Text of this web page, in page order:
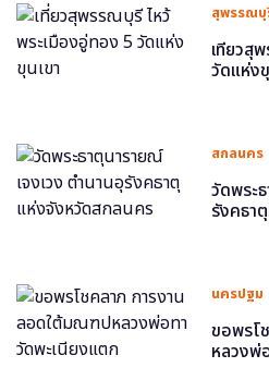
สุพรรณ
เที่ยวสุ
วัดแห่ง
สกลนคร
วัดพระ
รังคธา
นครปฐม
ขอพรโ
หลวงพ่